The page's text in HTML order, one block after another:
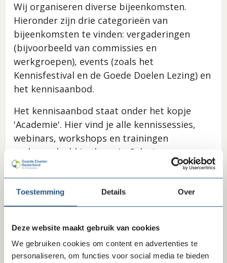
Toestemming Details Over
Deze website maakt gebruik van cookies
We gebruiken cookies om content en advertenties te
personaliseren, om functies voor social media te bieden
Wij organiseren diverse bijeenkomsten.
Hieronder zijn drie categorieën van
bijeenkomsten te vinden: vergaderingen
(bijvoorbeeld van commissies en
werkgroepen), events (zoals het
Kennisfestival en de Goede Doelen Lezing) en
het kennisaanbod.
Het kennisaanbod staat onder het kopje
'Academie'. Hier vind je alle kennissessies,
webinars, workshops en trainingen
onderverdeeld in thema's. Selecteer
'Academie' en daarna het vakgebied van je
interesse.
Actueel Archief
Alles Event Vergadering